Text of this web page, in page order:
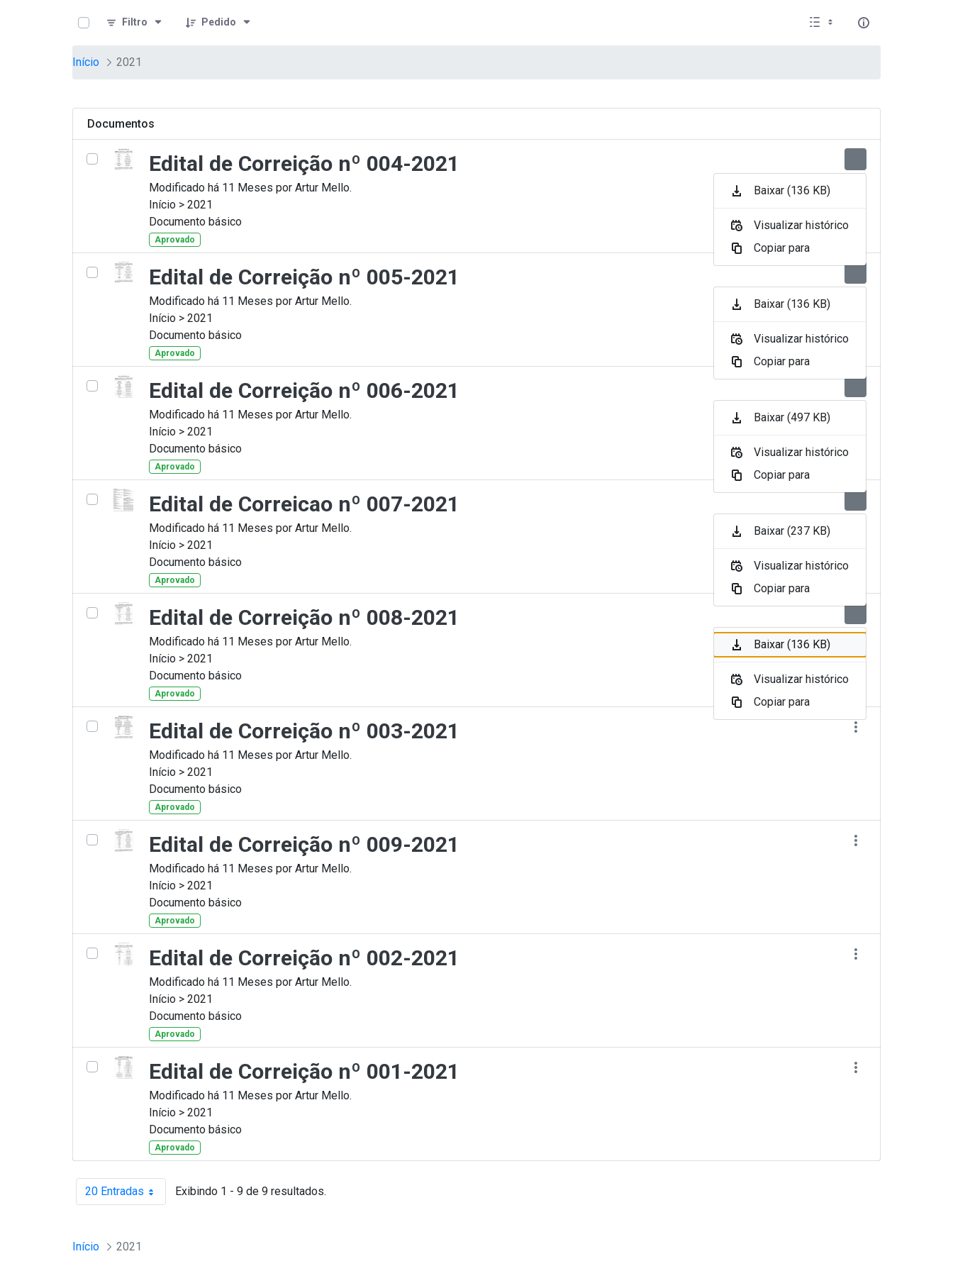
teste descricaoFiltro
Pedido
Início 2021
Documentos
Edital de Correição nº 004-2021
Modificado há 11 Meses por Artur Mello.
Início > 2021
Documento básico
Aprovado
Edital de Correição nº 005-2021
Modificado há 11 Meses por Artur Mello.
Início > 2021
Documento básico
Aprovado
Edital de Correição nº 006-2021
Modificado há 11 Meses por Artur Mello.
Início > 2021
Documento básico
Aprovado
Edital de Correicao nº 007-2021
Modificado há 11 Meses por Artur Mello.
Início > 2021
Documento básico
Aprovado
Edital de Correição nº 008-2021
Modificado há 11 Meses por Artur Mello.
Início > 2021
Documento básico
Aprovado
Edital de Correição nº 003-2021
Modificado há 11 Meses por Artur Mello.
Início > 2021
Documento básico
Aprovado
Edital de Correição nº 009-2021
Modificado há 11 Meses por Artur Mello.
Início > 2021
Documento básico
Aprovado
Edital de Correição nº 002-2021
Modificado há 11 Meses por Artur Mello.
Início > 2021
Documento básico
Aprovado
Edital de Correição nº 001-2021
Modificado há 11 Meses por Artur Mello.
Início > 2021
Documento básico
Aprovado
20 EntradasPor página Exibindo 1 - 9 de 9 resultados.
Início 2021
Baixar (136 KB)
Visualizar histórico
Copiar para
Baixar (136 KB)
Visualizar histórico
Copiar para
Baixar (497 KB)
Visualizar histórico
Copiar para
Baixar (237 KB)
Visualizar histórico
Copiar para
Baixar (136 KB)
Visualizar histórico
Copiar para